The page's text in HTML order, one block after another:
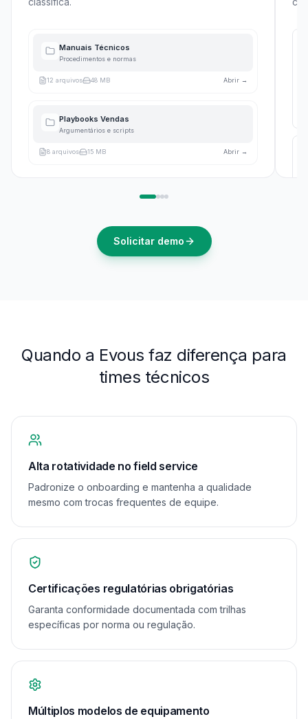
Manuais Técnicos
Procedimentos e normas
12 arquivos 48 MB Abrir →
Playbooks Vendas
Argumentários e scripts
8 arquivos 15 MB Abrir →
Solicitar demo
Quando a Evous faz diferença para
times técnicos
Alta rotatividade no field service
Padronize o onboarding e mantenha a qualidade
mesmo com trocas frequentes de equipe.
Certificações regulatórias obrigatórias
Garanta conformidade documentada com trilhas
específicas por norma ou regulação.
Múltiplos modelos de equipamento